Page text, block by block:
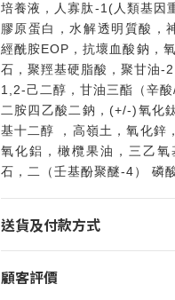
培養液，人寡肽-1( 人類基因
膠原蛋白，水解透明質酸，
經酰胺EOP ，抗壞血酸鈉，
石，聚羥基硬脂酸，聚甘油-2
1,2- 己二醇，甘油三酯（辛酸
二胺四乙酸二鈉， (+/-) 氧化
基十二醇
，高嶺土，氧化鋅
氧化鋁，橄欖果油，三乙
石，二（壬基酚聚醚-4 ） 磷
送貨及付款方式
顧客評價